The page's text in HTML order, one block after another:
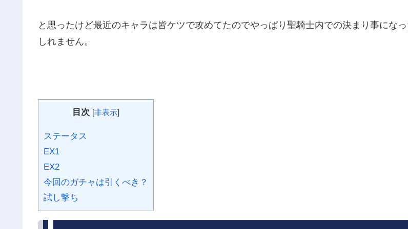
と思ったけど最近のキャラは皆ケツで攻めてたのでやっぱり聖騎士内での決まり事にな
しれません。
目次 [非表示]
ステータス
EX1
EX2
今回のガチャは引くべき？
試し撃ち